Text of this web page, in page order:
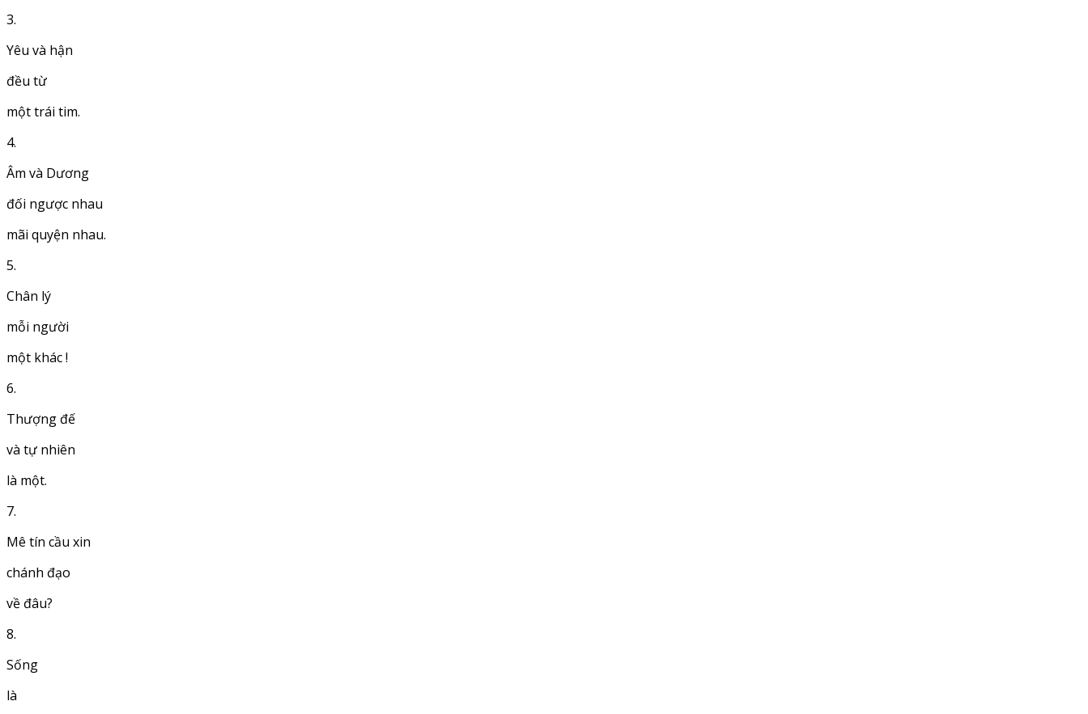
3.
Yêu và hận
đều từ
một trái tim.
4.
Âm và Dương
đối ngược nhau
mãi quyện nhau.
5.
Chân lý
mỗi người
một khác !
6.
Thượng đế
và tự nhiên
là một.
7.
Mê tín cầu xin
chánh đạo
về đâu?
8.
Sống
là